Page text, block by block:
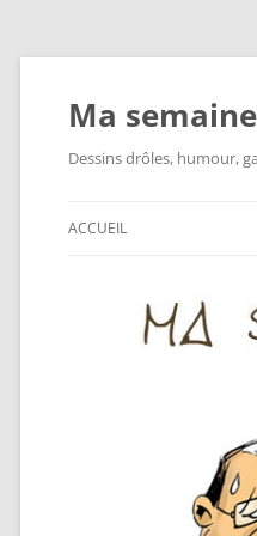
Ma
Dessins drôles, humour,
ACCUEIL